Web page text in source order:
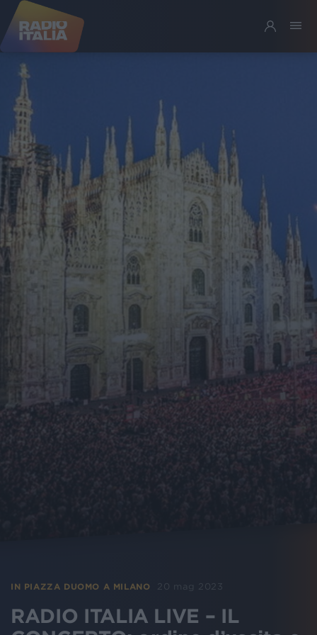
IN PIAZZA DUOMO A MILANO 20 mag 2023
RADIO ITALIA LIVE – IL